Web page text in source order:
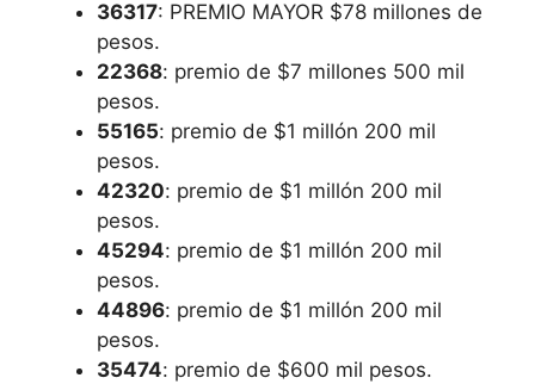
36317: PREMIO MAYOR $78 millones de
pesos.
22368: premio de $7 millones 500 mil
pesos.
55165: premio de $1 millón 200 mil
pesos.
42320: premio de $1 millón 200 mil
pesos.
45294: premio de $1 millón 200 mil
pesos.
44896: premio de $1 millón 200 mil
pesos.
35474: premio de $600 mil pesos.